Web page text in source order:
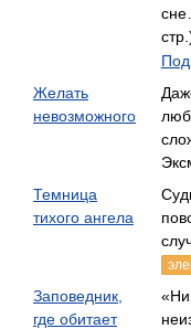
Желать
невозможного
Темница
тихого ангела
Заповедник,
где обитает